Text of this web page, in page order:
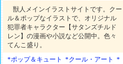
獣人メインイラストサイトです。クー
ル＆ポップなイラストで、オリジナル
犯罪者キャラクター【サタンズチルド
レン】の漫画や小説など公開中。色々
てんこ盛り。
*ポップ＆キュート
*クール・アート
*